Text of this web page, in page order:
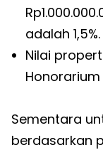
adalah 1,5%.
Nilai
Honorarium
Sementara
berdasarkan